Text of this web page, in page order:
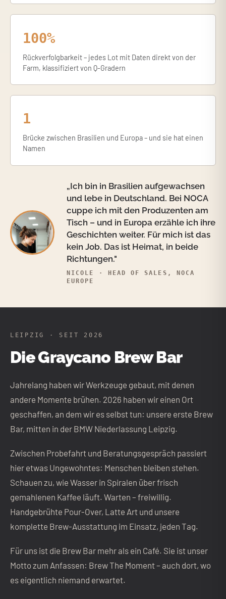
100%
Rückverfolgbarkeit – jedes Lot mit Daten direkt von der
Farm, klassifiziert von Q-Gradern
1
Brücke zwischen Brasilien und Europa – und sie hat einen
Namen
„Ich bin in Brasilien aufgewachsen
und lebe in Deutschland. Bei NOCA
cuppe ich mit den Produzenten am
Tisch – und in Europa erzähle ich ihre
Geschichten weiter. Für mich ist das
kein Job. Das ist Heimat, in beide
Richtungen."
NICOLE · HEAD OF SALES, NOCA
EUROPE
LEIPZIG · SEIT 2026
Die Graycano Brew Bar
Jahrelang haben wir Werkzeuge gebaut, mit denen
andere Momente brühen. 2026 haben wir einen Ort
geschaffen, an dem wir es selbst tun: unsere erste Brew
Bar, mitten in der BMW Niederlassung Leipzig.
Zwischen Probefahrt und Beratungsgespräch passiert
hier etwas Ungewohntes: Menschen bleiben stehen.
Schauen zu, wie Wasser in Spiralen über frisch
gemahlenen Kaffee läuft. Warten – freiwillig.
Handgebrühte Pour-Over, Latte Art und unsere
komplette Brew-Ausstattung im Einsatz, jeden Tag.
Für uns ist die Brew Bar mehr als ein Café. Sie ist unser
Motto zum Anfassen: Brew The Moment – auch dort, wo
es eigentlich niemand erwartet.